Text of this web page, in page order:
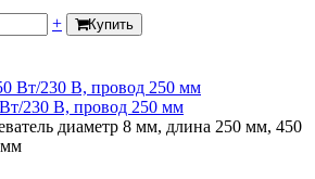
+ Купить
230 В, провод 250 мм
диаметр 8 мм, длина 250 мм, 450
мм